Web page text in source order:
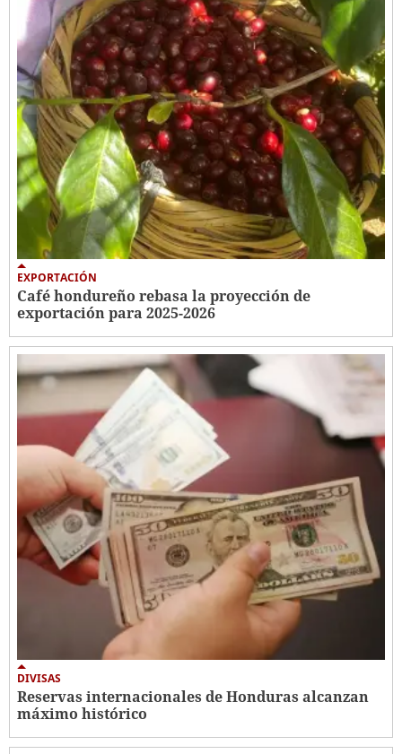
EXPORTACIÓN
Café hondureño rebasa la proyección de
exportación para 2025-2026
DIVISAS
Reservas internacionales de Honduras alcanzan
máximo histórico